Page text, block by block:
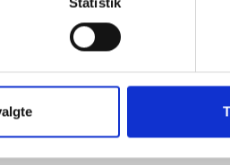
og den bør udgå.
forsyningsministeren
og ordregivende